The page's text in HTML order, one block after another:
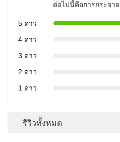
ต่อไปนี้คือการกระจา
5 ดาว
4 ดาว
3 ดาว
2 ดาว
1 ดาว
รีวิวทั้งหมด